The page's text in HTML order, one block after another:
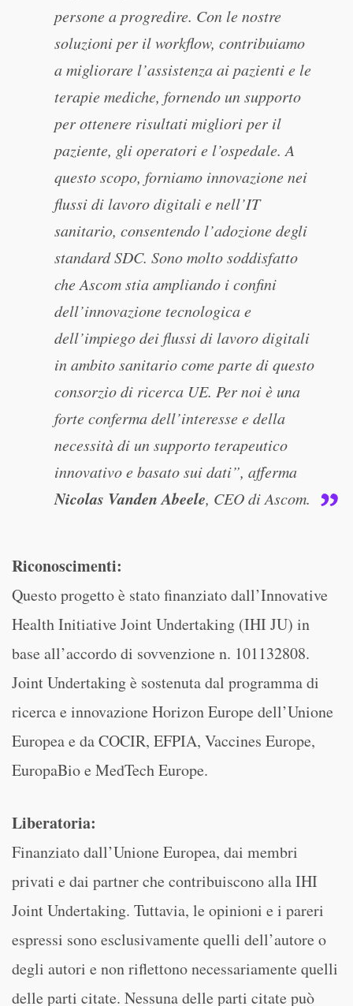
persone a progredire. Con le nostre
soluzioni per il workflow, contribuiamo
a migliorare l’assistenza ai pazienti e le
terapie mediche, fornendo un supporto
per ottenere risultati migliori per il
paziente, gli operatori e l’ospedale. A
questo scopo, forniamo innovazione nei
flussi di lavoro digitali e nell’IT
sanitario, consentendo l’adozione degli
standard SDC. Sono molto soddisfatto
che Ascom stia ampliando i confini
dell’innovazione tecnologica e
dell’impiego dei flussi di lavoro digitali
in ambito sanitario come parte di questo
consorzio di ricerca UE. Per noi è una
forte conferma dell’interesse e della
necessità di un supporto terapeutico
innovativo e basato sui dati”, afferma
Nicolas Vanden Abeele, CEO di Ascom.
Riconoscimenti:
Questo progetto è stato finanziato dall’Innovative
Health Initiative Joint Undertaking (IHI JU) in
base all’accordo di sovvenzione n. 101132808.
Joint Undertaking è sostenuta dal programma di
ricerca e innovazione Horizon Europe dell’Unione
Europea e da COCIR, EFPIA, Vaccines Europe,
EuropaBio e MedTech Europe.
Liberatoria:
Finanziato dall’Unione Europea, dai membri
privati e dai partner che contribuiscono alla IHI
Joint Undertaking. Tuttavia, le opinioni e i pareri
espressi sono esclusivamente quelli dell’autore o
degli autori e non riflettono necessariamente quelli
delle parti citate. Nessuna delle parti citate può